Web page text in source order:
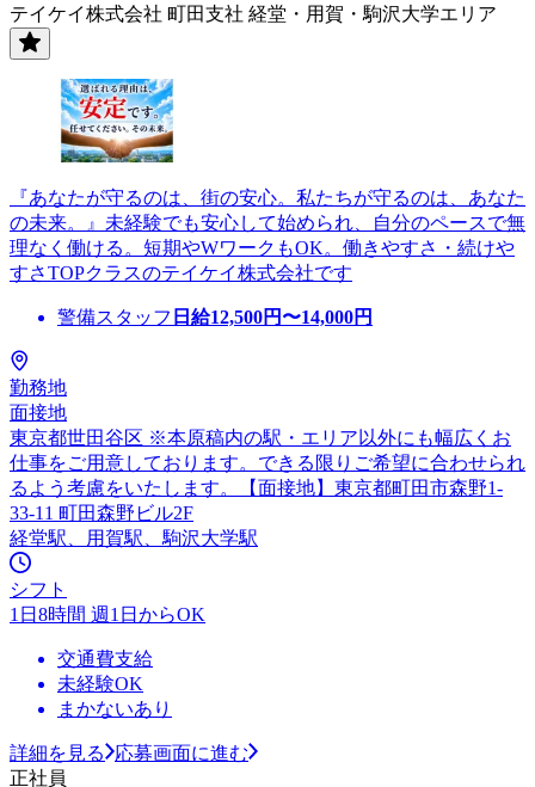
テイケイ株式会社 町田支社 経堂・用賀・駒沢大学エリア
『あなたが守るのは、街の安心。私たちが守るのは、あなた
の未来。』未経験でも安心して始められ、自分のペースで無
理なく働ける。短期やWワークもOK。働きやすさ・続けや
すさTOPクラスのテイケイ株式会社です
警備スタッフ 日給12,500円〜14,000円
勤務地
面接地
東京都世田谷区 ※本原稿内の駅・エリア以外にも幅広くお
仕事をご用意しております。できる限りご希望に合わせられ
るよう考慮をいたします。【面接地】東京都町田市森野1-
33-11 町田森野ビル2F
経堂駅、用賀駅、駒沢大学駅
シフト
1日8時間 週1日からOK
交通費支給
未経験OK
まかないあり
詳細を見る
応募画面に進む
正社員